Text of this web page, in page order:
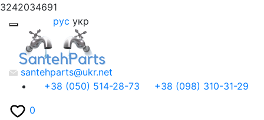
3242034691
рус укр
santehparts@ukr.net
+38 (050) 514-28-73
+38 (098) 310-31-29
0